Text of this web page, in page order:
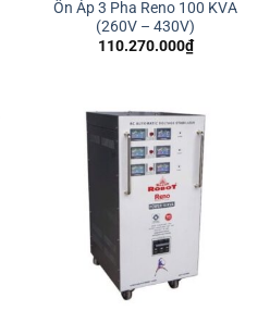
Ổn Áp 3 Pha Reno 100 KVA
(260V – 430V)
110.270.000₫